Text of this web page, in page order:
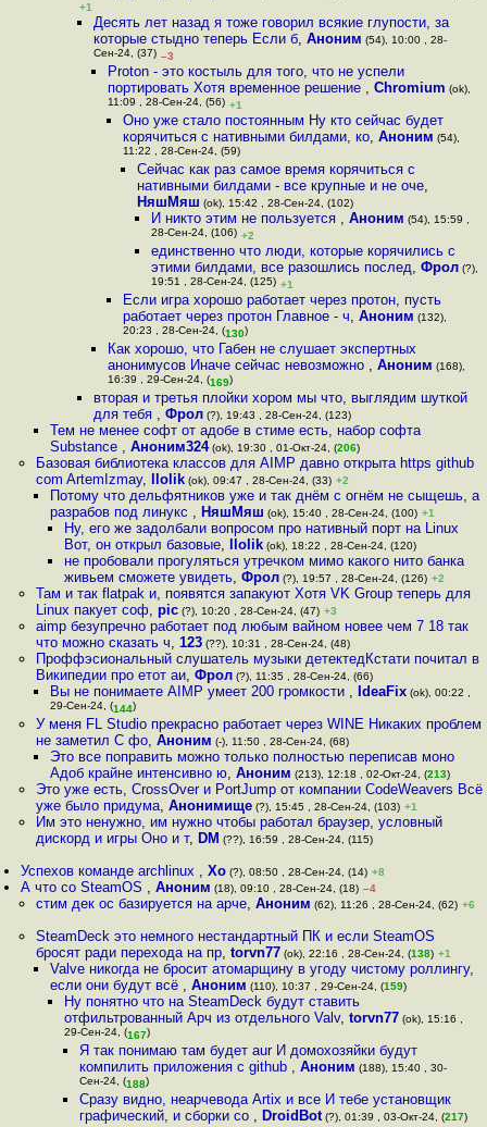
+1
Десять лет назад я тоже говорил всякие глупости, за
которые стыдно теперь Если б, Аноним (54), 10:00 , 28-
Сен-24, (37) –3
Proton - это костыль для того, что не успели
портировать Хотя временное решение ,Chromium (ok),
11:09 , 28-Сен-24, (56) +1
Оно уже стало постоянным Ну кто сейчас будет
корячиться с нативными билдами, ко, Аноним (54),
11:22 , 28-Сен-24, (59)
Сейчас как раз самое время корячиться с
нативными билдами - все крупные и не оче,
НяшМяш (ok), 15:42 , 28-Сен-24, (102)
И никто этим не пользуется ,Аноним (54), 15:59 ,
28-Сен-24, (106) +2
единственно что люди, которые корячились с
этими билдами, все разошлись послед,Фрол (?),
19:51 , 28-Сен-24, (125) +1
Если игра хорошо работает через протон, пусть
работает через протон Главное - ч, Аноним (132),
20:23 , 28-Сен-24, (130)
Как хорошо, что Габен не слушает экспертных
анонимусов Иначе сейчас невозможно ,Аноним (168),
16:39 , 29-Сен-24, (169)
вторая и третья плойки хором мы что, выглядим шуткой
для тебя , Фрол(?), 19:43 , 28-Сен-24, (123)
Тем не менее софт от адобе в стиме есть, набор софта
Substance , Аноним324(ok), 19:30 , 01-Окт-24, (206)
Базовая библиотека классов для AIMP давно открыта https github
com ArtemIzmay, llolik(ok), 09:47 , 28-Сен-24, (33) +2
Потому что дельфятников уже и так днём с огнём не сыщешь, а
разрабов под линукс , НяшМяш (ok), 15:40 , 28-Сен-24, (100) +1
Ну, его же задолбали вопросом про нативный порт на Linux
Вот, он открыл базовые, llolik (ok), 18:22 , 28-Сен-24, (120)
не пробовали прогуляться утречком мимо какого нито банка
живьем сможете увидеть,Фрол (?), 19:57 , 28-Сен-24, (126) +2
Там и так flatpak и, появятся запакуют Хотя VK Group теперь для
Linux пакует соф, pic(?), 10:20 , 28-Сен-24, (47) +3
aimp безупречно работает под любым вайном новее чем 7 18 так
что можно сказать ч, 123(??), 10:31 , 28-Сен-24, (48)
Проффэсиональный слушатель музыки детектедКстати почитал в
Википедии про етот аи, Фрол(?), 11:35 , 28-Сен-24, (66)
Вы не понимаете AIMP умеет 200 громкости , IdeaFix(ok), 00:22 ,
29-Сен-24, (144)
У меня FL Studio прекрасно работает через WINE Никаких проблем
не заметил С фо, Аноним (-), 11:50 , 28-Сен-24, (68)
Это все поправить можно только полностью переписав моно
Адоб крайне интенсивно ю, Аноним (213), 12:18 , 02-Окт-24, (213)
Это уже есть, CrossOver и PortJump от компании CodeWeavers Всё
уже было придума, Анонимище(?), 15:45 , 28-Сен-24, (103) +1
Им это ненужно, им нужно чтобы работал браузер, условный
дискорд и игры Оно и т, DM (??), 16:59 , 28-Сен-24, (115)
Успехов команде archlinux ,Xo (?), 08:50 , 28-Сен-24, (14) +8
А что со SteamOS ,Аноним (18), 09:10 , 28-Сен-24, (18) –4
стим дек ос базируется на арче, Аноним (62), 11:26 , 28-Сен-24, (62) +6
SteamDeck это немного нестандартный ПК и если SteamOS
бросят ради перехода на пр, torvn77(ok), 22:16 , 28-Сен-24, (138) +1
Valve никогда не бросит атомарщину в угоду чистому роллингу,
если они будут всё , Аноним (110), 10:37 , 29-Сен-24, (159)
Ну понятно что на SteamDeck будут ставить
отфильтрованный Арч из отдельного Valv,torvn77 (ok), 15:16 ,
29-Сен-24, (167)
Я так понимаю там будет aur И домохозяйки будут
компилить приложения с github , Аноним (188), 15:40 , 30-
Сен-24, (188)
Сразу видно, неарчевода Artix и все И тебе установщик
графический, и сборки со , DroidBot(?), 01:39 , 03-Окт-24, (217)